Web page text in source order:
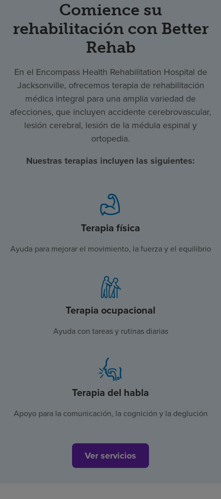
Comience su
rehabilitación con Better
Rehab
En el Encompass Health Rehabilitation Hospital de
Jacksonville, ofrecemos terapia de rehabilitación
médica integral para una amplia variedad de
afecciones, que incluyen accidente cerebrovascular,
lesión cerebral, lesión de la médula espinal y
ortopedia.
Nuestras terapias incluyen las siguientes:
Terapia física
Ayuda para mejorar el movimiento, la fuerza y el equilibrio
Terapia ocupacional
Ayuda con tareas y rutinas diarias
Terapia del habla
Apoyo para la comunicación, la cognición y la deglución
Ver servicios